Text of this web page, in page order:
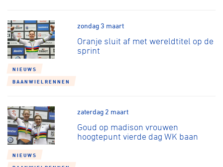
NIEUWS
BAANWIELRENNEN
zondag 3 maart
Oranje sluit af met wereldtitel op de
sprint
NIEUWS
zaterdag 2 maart
Goud op madison vrouwen
hoogtepunt vierde dag WK baan